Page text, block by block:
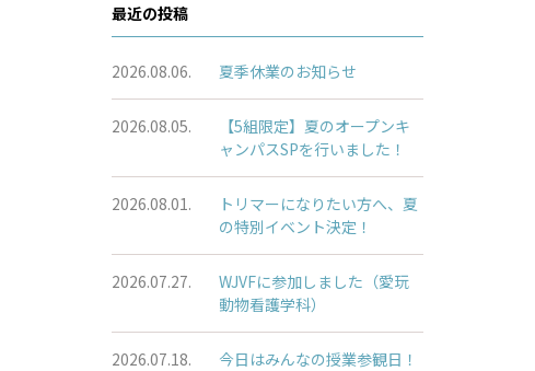
最近の投稿
2026.08.06. 夏季休業のお知らせ
2026.08.05.
【5組限定】夏のオープンキ
ャンパスSPを行いました！
2026.08.01.
トリマーになりたい方へ、夏
の特別イベント決定！
2026.07.27.
WJVFに参加しました（愛玩
動物看護学科）
2026.07.18. 今日はみんなの授業参観日！